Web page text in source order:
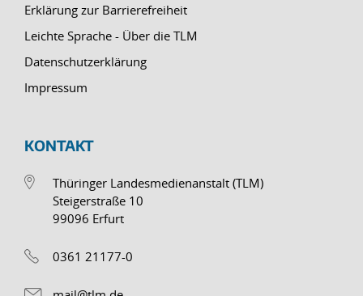
Erklärung zur Barrierefreiheit
Leichte Sprache - Über die TLM
Datenschutzerklärung
Impressum
KONTAKT
Thüringer Landesmedienanstalt (TLM)
Steigerstraße 10
99096 Erfurt
0361 21177-0